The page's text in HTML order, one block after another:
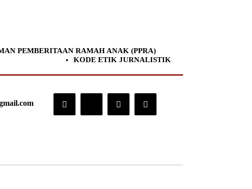
PEMBERITAAN RAMAH ANAK (PPRA)
KODE ETIK JURNALISTIK